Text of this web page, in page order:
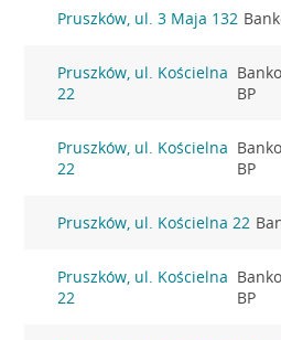
Pruszków, ul. 3 Maja 132
Pruszków, ul. Kościelna
22
BP
Pruszków, ul. Kościelna
22
BP
Pruszków, ul. Kościelna 22
Pruszków, ul. Kościelna
22
BP